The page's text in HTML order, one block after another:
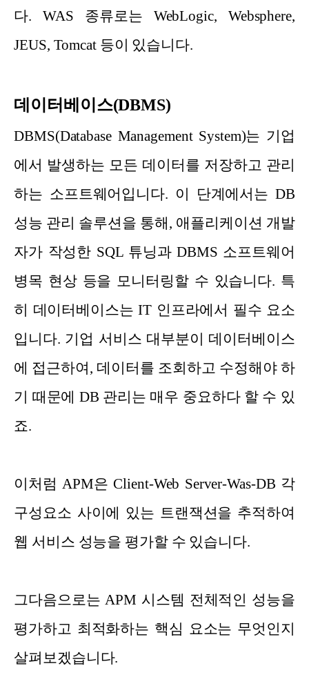
다. WAS 종류로는 WebLogic, Websphere,
JEUS, Tomcat 등이 있습니다.
데이터베이스(DBMS)
DBMS(Database Management System)는 기업
에서 발생하는 모든 데이터를 저장하고 관리
하는 소프트웨어입니다. 이 단계에서는 DB
성능 관리 솔루션을 통해, 애플리케이션 개발
자가 작성한 SQL 튜닝과 DBMS 소프트웨어
병목 현상 등을 모니터링할 수 있습니다. 특
히 데이터베이스는 IT 인프라에서 필수 요소
입니다. 기업 서비스 대부분이 데이터베이스
에 접근하여, 데이터를 조회하고 수정해야 하
기 때문에 DB 관리는 매우 중요하다 할 수 있
죠.
이처럼 APM은 Client-Web Server-Was-DB 각
구성요소 사이에 있는 트랜잭션을 추적하여
웹 서비스 성능을 평가할 수 있습니다.
그다음으로는 APM 시스템 전체적인 성능을
평가하고 최적화하는 핵심 요소는 무엇인지
살펴보겠습니다.